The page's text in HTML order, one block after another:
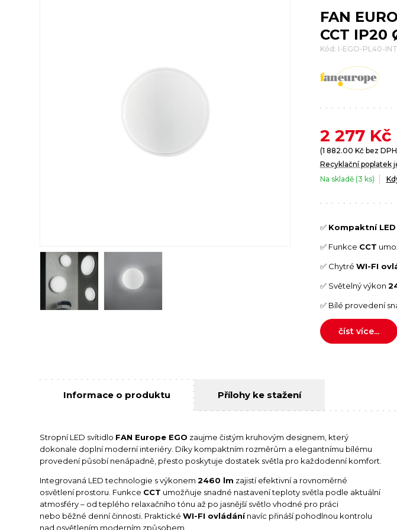
FAN
CCT IP20
Kód: I-EGO-PL40-
2 277Kč
(1 882.00 Kč bez
Recyklační poplatek
Na skladě (3 ks)
✅ Kompaktní
✅ Funkce CCT
✅ Chytré WI-FI
✅ Světelný výkon
✅ Bílé provedení
číst více...
Informace o produktu Přílohy ke stažení
Stropní LED svítidlo FAN Europe EGO zaujme čistým kruhovým designem, který
dokonale doplní moderní interiéry. Díky kompaktním rozměrům a elegantnímu bílému
provedení působí nenápadně, přesto poskytuje dostatek světla pro každodenní komfort.
Integrovaná LED technologie s výkonem2460 lm zajistí efektivní a rovnoměrné
osvětlení prostoru. Funkce CCT umožňuje snadné nastavení teploty světla podle aktuální
atmosféry – od teplého relaxačního tónu až po jasnější světlo vhodné pro práci
nebo běžné denní činnosti. PraktickéWI-FI ovládánínavíc přináší pohodlnou kontrolu
nad osvětlením moderním způsobem.